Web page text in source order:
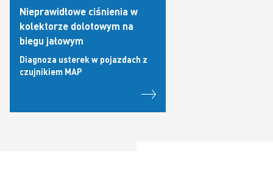
Nieprawidłowe ciśnienia w
kolektorze dolotowym na
biegu jałowym
Diagnoza usterek w pojazdach z
czujnikiem MAP